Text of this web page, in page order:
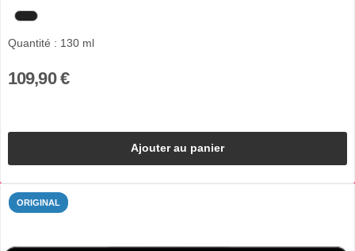
Quantité : 130 ml
109,90 €
Ajouter au panier
ORIGINAL